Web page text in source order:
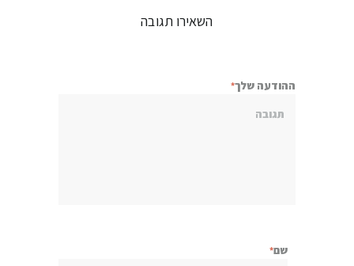
השאירו תגובה
ההודעה שלך
שם